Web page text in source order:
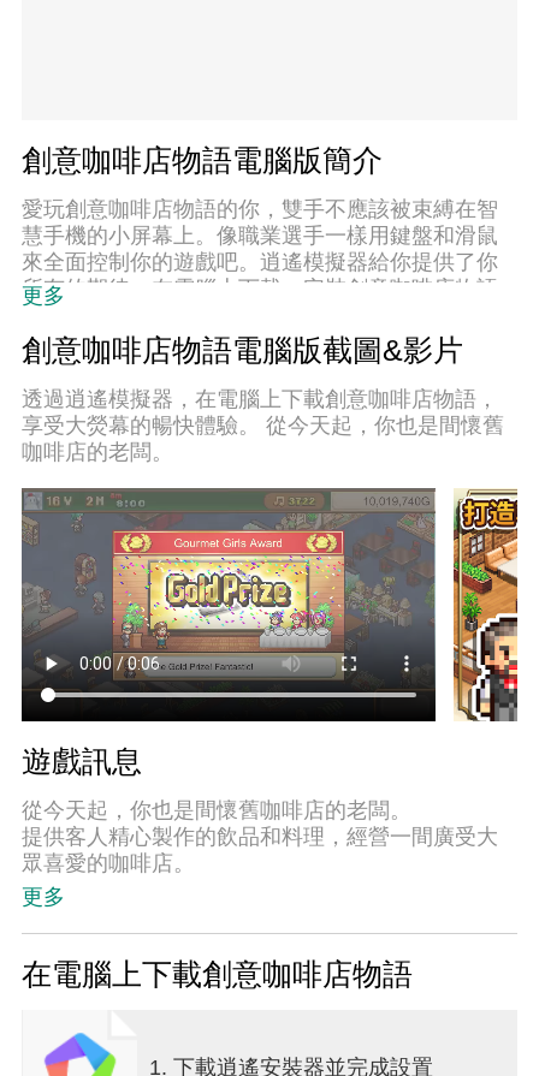
創意咖啡店物語電腦版簡介
愛玩創意咖啡店物語的你，雙手不應該被束縛在智
慧手機的小屏幕上。像職業選手一樣用鍵盤和滑鼠
來全面控制你的遊戲吧。逍遙模擬器給你提供了你
所有的期待。在電腦上下載、安裝創意咖啡店物語
煩人的來電。全新的逍遙模擬器9是你在電腦上遊玩
創意咖啡店物語的最佳選擇！我们用心準備，完美
的按鍵映射系統讓創意咖啡店物語宛如電腦遊戲；
我們，用嫻熟的技術編程，逍遙多開器讓所有遊戲
開好開滿；獨一無二的虛擬化引擎釋放你電腦的全
遊玩，更在意如何讓你享受遊玩的樂趣！
更多
創意咖啡店物語電腦版截圖&影片
透過逍遙模擬器，在電腦上下載創意咖啡店物語，
享受大熒幕的暢快體驗。 從今天起，你也是間懷舊
咖啡店的老闆。
遊戲訊息
從今天起，你也是間懷舊咖啡店的老闆。
提供客人精心製作的飲品和料理，經營一間廣受大
眾喜愛的咖啡店。
一手拿著從「報紙架」上拿來的報紙看著，一邊品
嘗咖啡，就能夠度過一段舒適的時光。
來。
更多
在電腦上下載創意咖啡店物語
1. 下載逍遙安裝器並完成設置